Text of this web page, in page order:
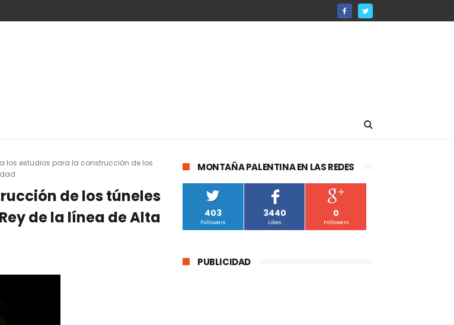
los estudios para la construcción de los
de los túneles
de la línea de Alta
MONTAÑA PALENTINA EN LAS REDES
403
Followers
3440
Likes
0
Followers
PUBLICIDAD